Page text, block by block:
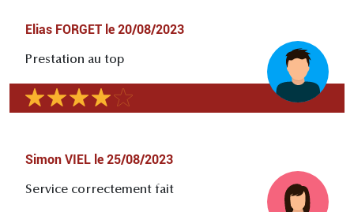
Elias FORGET le 20/08/2023
Prestation au top
Simon VIEL le 25/08/2023
Service correctement fait